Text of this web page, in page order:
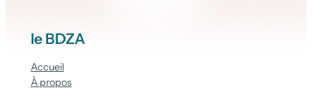
le BDZA
Accueil
À propos